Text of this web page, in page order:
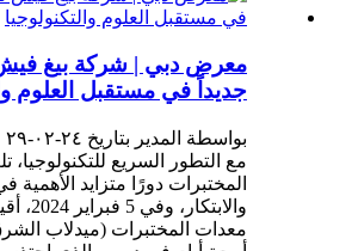
معرض دبي | شركة بيغ
جديداً في مستقبل العلوم
بواسطة المدير بتاريخ ٢٤-٠٢-٢٩
مع التطور السريع
المختبرات دورًا متزايد
معدات المختبرات (ميدلاب